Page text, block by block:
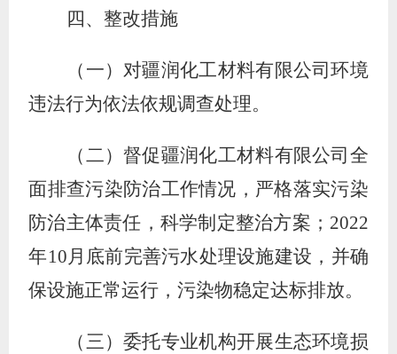
四、整改措施
（一）对疆润化工材料有限公司环境
违法行为依法依规调查处理。
（二）督促疆润化工材料有限公司全
面排查污染防治工作情况，严格落实污染
防治主体责任，科学制定整治方案； 2022
年10月底前完善污水处理设施建设，并确
保设施正常运行，污染物稳定达标排放。
（三）委托专业机构开展生态环境损